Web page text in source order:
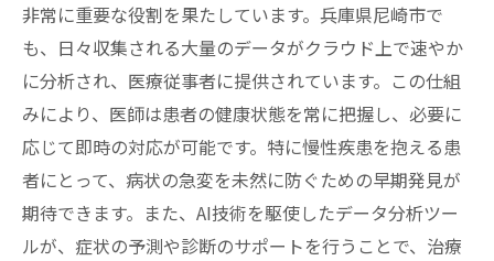
非常に重要な役割を果たしています。兵庫県尼崎市で
も、日々収集される大量のデータがクラウド上で速やか
に分析され、医療従事者に提供されています。この仕組
みにより、医師は患者の健康状態を常に把握し、必要に
応じて即時の対応が可能です。特に慢性疾患を抱える患
者にとって、病状の急変を未然に防ぐための早期発見が
期待できます。また、AI技術を駆使したデータ分析ツー
ルが、症状の予測や診断のサポートを行うことで、治療